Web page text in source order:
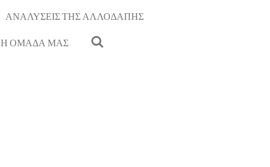
ΑΝΑΛΥΣΕΙΣ ΤΗΣ ΑΛΛΟΔΑΠΗΣ
Η ΟΜΑΔΑ ΜΑΣ